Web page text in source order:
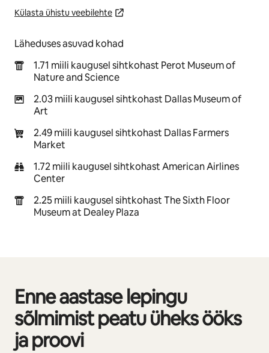
Külasta ühistu veebilehte
Läheduses asuvad kohad
1.71 miili kaugusel sihtkohast Perot Museum of
Nature and Science
2.03 miili kaugusel sihtkohast Dallas Museum of
Art
2.49 miili kaugusel sihtkohast Dallas Farmers
Market
1.72 miili kaugusel sihtkohast American Airlines
Center
2.25 miili kaugusel sihtkohast The Sixth Floor
Museum at Dealey Plaza
Enne aastase lepingu
sõlmimist peatu üheks ööks
ja proovi
Kuvatud 0/0